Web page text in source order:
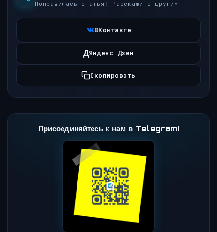
Понравилась статья? Расскажите другим
ВКонтакте
ДЯндекс Дзен
Скопировать
Присоединяйтесь к нам в Telegram!